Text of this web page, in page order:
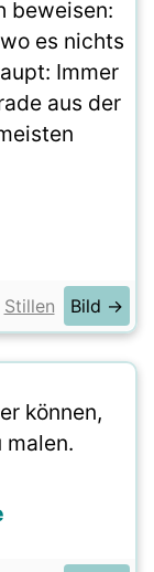
beweisen:
es nichts
Immer
aus der
Stillen Bild →
können,
malen.